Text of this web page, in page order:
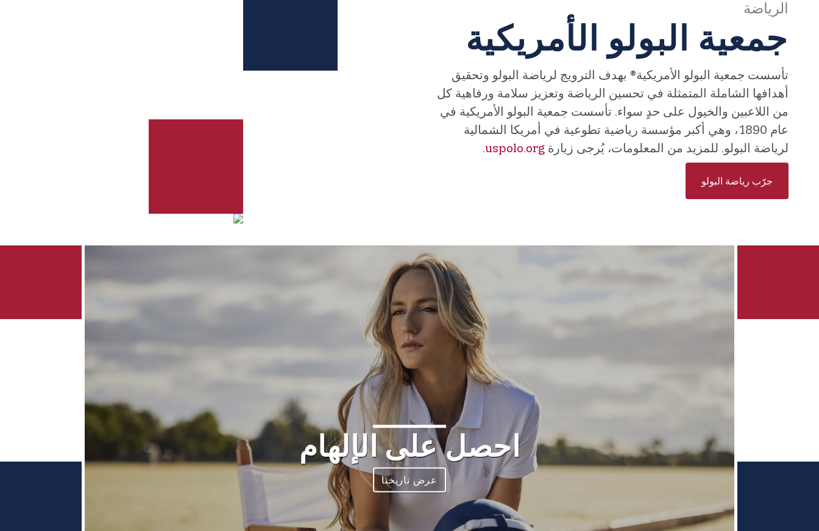
الرياضة
جمعية البولو الأمريكية
تأسست جمعية البولو الأمريكية® بهدف الترويج لرياضة البولو وتحقيق
أهدافها الشاملة المتمثلة في تحسين الرياضة وتعزيز سلامة ورفاهية كل
من اللاعبين والخيول على حدٍ سواء. تأسست جمعية البولو الأمريكية في
عام 1890، وهي أكبر مؤسسة رياضية تطوعية في أمريكا الشمالية
لرياضة البولو. للمزيد من المعلومات، يُرجى زيارة uspolo.org
.
جرّب رياضة البولو
احصل على الإلهام
عرض تاريخنا